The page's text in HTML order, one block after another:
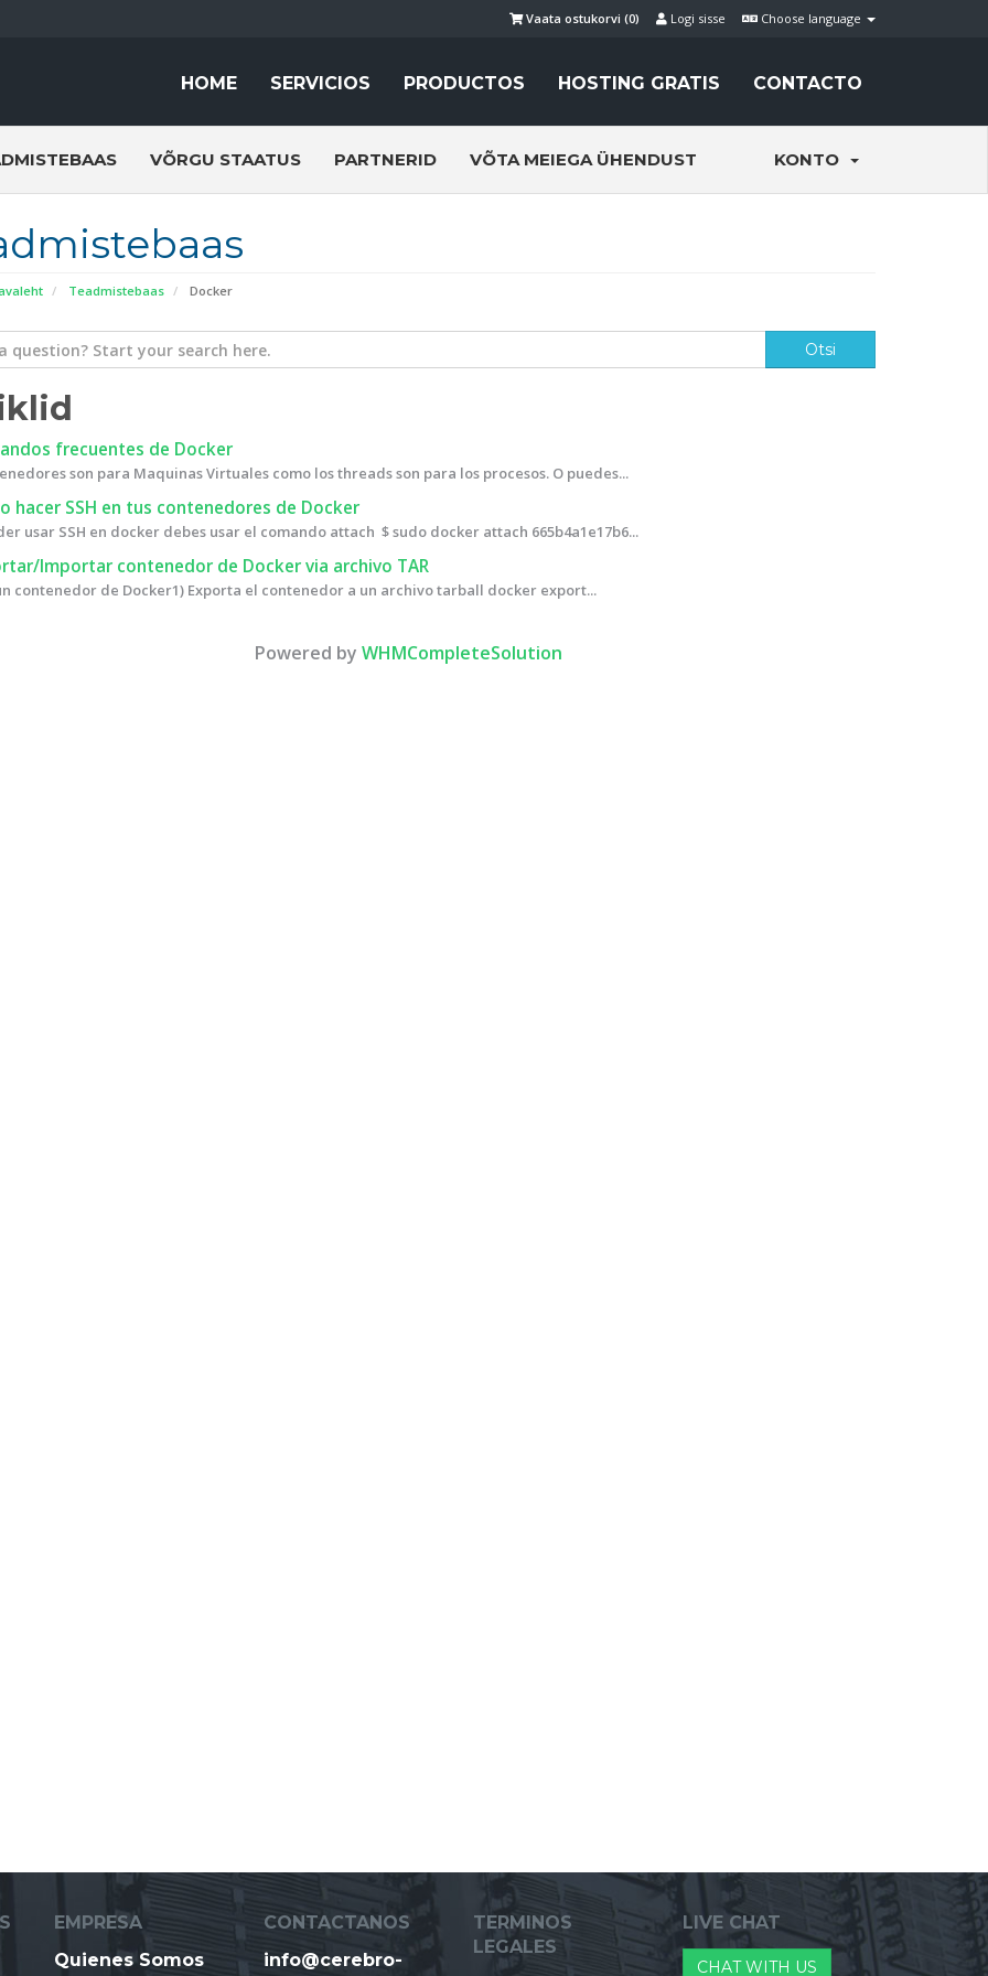
Choose language
Logi sisse
Vaata ostukorvi (0)
HOME SERVICIOS PRODUCTOS HOSTING GRATIS CONTACTO
VÕRGU STAATUS PARTNERID VÕTA MEIEGA ÜHENDUST KONTO
Teadmistebaas Docker
frecuentes de Docker
son para Maquinas Virtuales como los threads son para los procesos. O puedes...
hacer SSH en tus contenedores de Docker
usar SSH en docker debes usar el comando attach $ sudo docker attach 665b4a1e17b6...
Importar contenedor de Docker via archivo TAR
contenedor de Docker1) Exporta el contenedor a un archivo tarball docker export...
Powered by WHMCompleteSolution
EMPRESA
Quienes Somos
CONTACTANOS
info@cerebro-
TERMINOS
LEGALES
LIVE CHAT
CHAT WITH US